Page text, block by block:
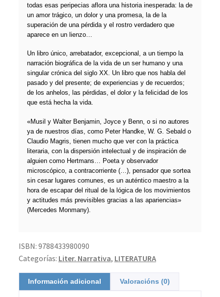
todas esas peripecias aflora una historia inesperada: la de
un amor trágico, un dolor y una promesa, la de la
superación de una pérdida y el rostro verdadero que
aparece en un lienzo…
Un libro único, arrebatador, excepcional, a un tiempo la
narración biográfica de la vida de un ser humano y una
singular crónica del siglo XX. Un libro que nos habla del
pasado y del presente; de experiencias y de recuerdos;
de los anhelos, las pérdidas, el dolor y la felicidad de los
que está hecha la vida.
«Musil y Walter Benjamin, Joyce y Benn, o si no autores
ya de nuestros días, como Peter Handke, W. G. Sebald o
Claudio Magris, tienen mucho que ver con la práctica
literaria, con la dispersión intelectual y de inspiración de
alguien como Hertmans… Poeta y observador
microscópico, a contracorriente (…), pensador que sortea
sin cesar lugares comunes, es un auténtico maestro a la
hora de escapar del ritual de la lógica de los movimientos
y actitudes más previsibles gracias a las apariencias»
(Mercedes Monmany).
ISBN: 9788433980090
Categorías: Liter. Narrativa, LITERATURA
Información adicional Valoracións (0)